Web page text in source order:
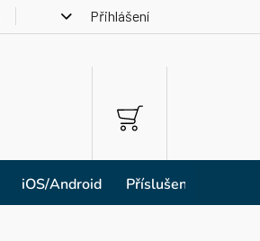
Přihlášení
NÁKUPNÍ
KOŠÍK
iOS/Android Příslušenství